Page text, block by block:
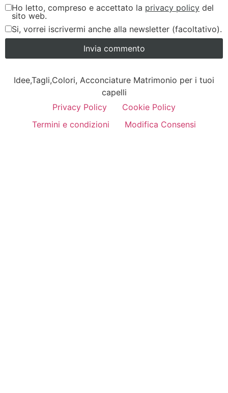
Ho letto, compreso e accettato la privacy policy del
sito web.
Si, vorrei iscrivermi anche alla newsletter (facoltativo).
Idee,Tagli,Colori, Acconciature Matrimonio per i tuoi
capelli
Privacy Policy
Cookie Policy
Termini e condizioni
Modifica Consensi